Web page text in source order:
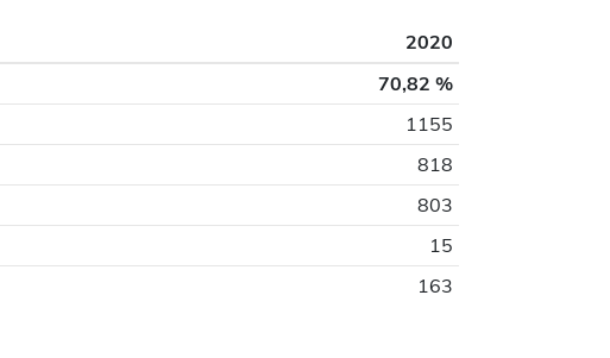
2020
70,82 %
1155
818
803
15
163